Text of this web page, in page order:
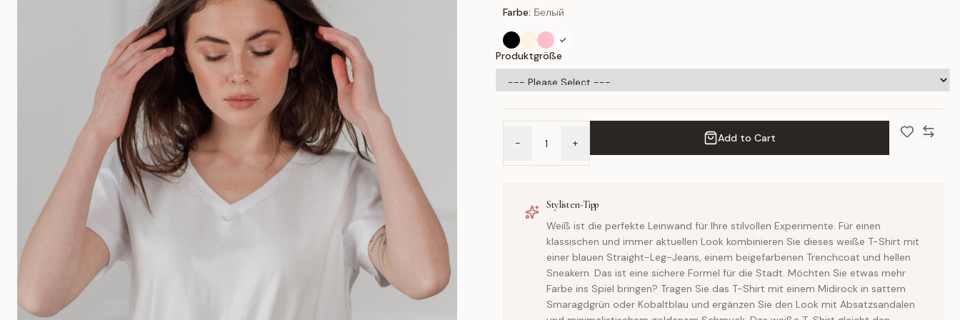
Farbe: Белый
Produktgröße
- + Add to Cart
Stylisten-Tipp
Weiß ist die perfekte Leinwand für Ihre stilvollen Experimente. Für einen
klassischen und immer aktuellen Look kombinieren Sie dieses weiße T-Shirt mit
einer blauen Straight-Leg-Jeans, einem beigefarbenen Trenchcoat und hellen
Sneakern. Das ist eine sichere Formel für die Stadt. Möchten Sie etwas mehr
Farbe ins Spiel bringen? Tragen Sie das T-Shirt mit einem Midirock in sattem
Smaragdgrün oder Kobaltblau und ergänzen Sie den Look mit Absatzsandalen